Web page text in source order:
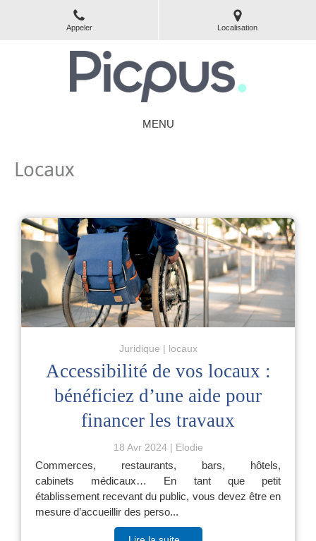
Appeler Localisation
MENU
Locaux
Juridique locaux
Accessibilité de vos locaux :
bénéficiez d’une aide pour
financer les travaux
18 Avr 2024 Elodie
Commerces, restaurants, bars, hôtels,
cabinets médicaux… En tant que petit
établissement recevant du public, vous devez être en
mesure d’accueillir des perso...